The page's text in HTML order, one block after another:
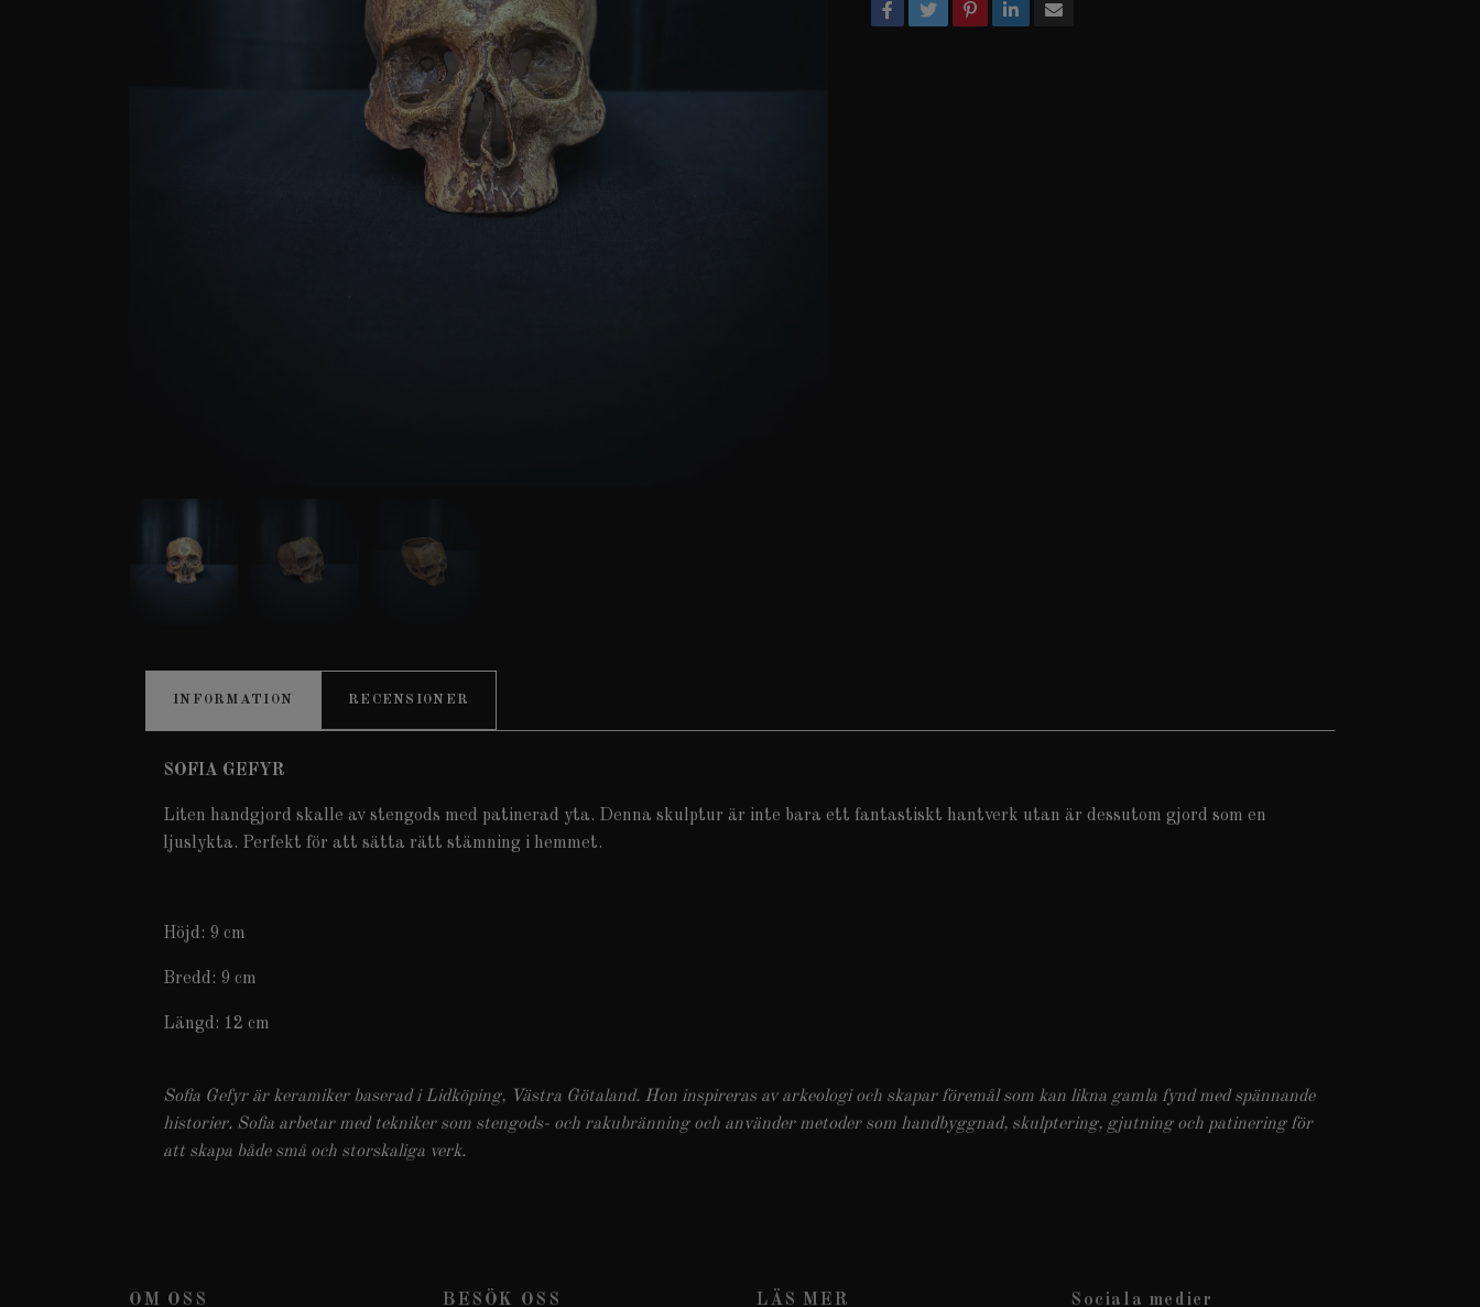
INFORMATION RECENSIONER
SOFIA GEFYR
Liten handgjord skalle av stengods med patinerad yta. Denna skulptur är inte bara ett fantastiskt hantverk utan är dessutom gjord som en
ljuslykta. Perfekt för att sätta rätt stämning i hemmet.
Höjd: 9 cm
Bredd: 9 cm
Längd: 12 cm
Sofia Gefyr är keramiker baserad i Lidköping, Västra Götaland. Hon inspireras av arkeologi och skapar föremål som kan likna gamla fynd med spännande
historier. Sofia arbetar med tekniker som stengods- och rakubränning och använder metoder som handbyggnad, skulptering, gjutning och patinering för
att skapa både små och storskaliga verk.
OM OSS BESÖK OSS LÄS MER Sociala medier